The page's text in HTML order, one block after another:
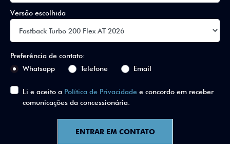
Versão escolhida
Preferência de contato:
Whatsapp
Telefone Email
Li e aceito a Política de Privacidade e concordo em receber
comunicações da concessionária.
ENTRAR EM CONTATO